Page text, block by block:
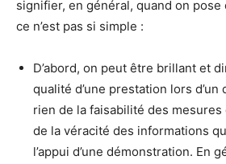
signifier, en général, quand on
ce n’est pas si simple :
D’abord, on peut être brillant et
qualité d’une prestation lors
rien de la faisabilité des mesures
de la véracité des informations
l’appui d’une démonstration. En